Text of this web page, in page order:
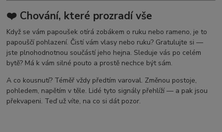
❤️ Chování, které prozradí vše
Když se vám papoušek otírá zobákem o ruku nebo rameno, je to
papouščí pohlazení. Čistí vám vlasy nebo ruku? Gratulujte si —
jste plnohodnotnou součástí jeho hejna. Sleduje vás po celém
bytě? Má k vám silné pouto a prostě nechce být sám.
A co kousnutí? Téměř vždy předtím varoval. Změnou postoje,
pohledem, napětím v těle. Lidé tyto signály přehlíží — a pak jsou
překvapeni. Teď už víte, na co si dát pozor.